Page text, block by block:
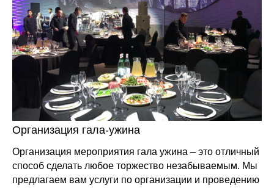
Организация гала-ужина
Организация мероприятия гала ужина – это отличный
способ сделать любое торжество незабываемым. Мы
предлагаем вам услуги по организации и проведению